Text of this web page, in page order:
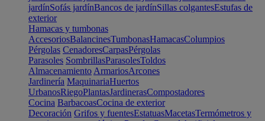
jardínSofás jardínBancos de jardínSillas colgantesEstufas de
exterior
Hamacas y tumbonas
AccesoriosBalancinesTumbonasHamacasColumpios
Pérgolas CenadoresCarpasPérgolas
Parasoles SombrillasParasolesToldos
Almacenamiento ArmariosArcones
Jardinería MaquinariaHuertos
UrbanosRiegoPlantasJardinerasCompostadores
Cocina BarbacoasCocina de exterior
Decoración Grifos y fuentesEstatuasMacetasTermómetros y